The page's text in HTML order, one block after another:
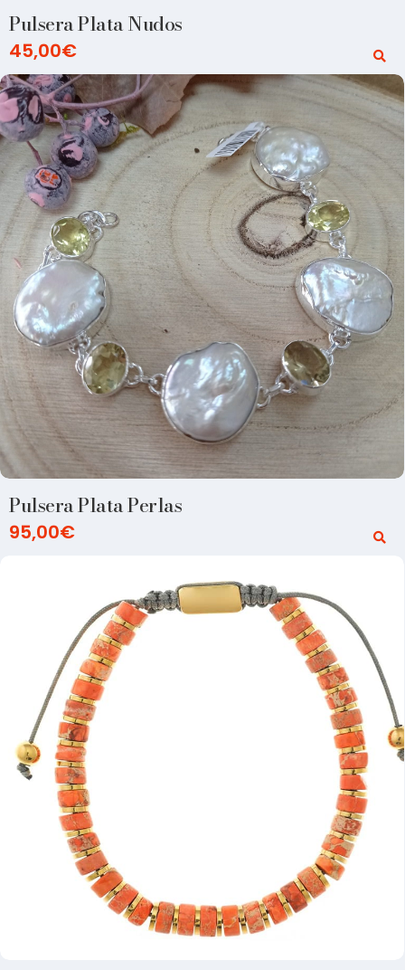
Pulsera Plata Nudos
45,00€
Pulsera Plata Perlas
95,00€